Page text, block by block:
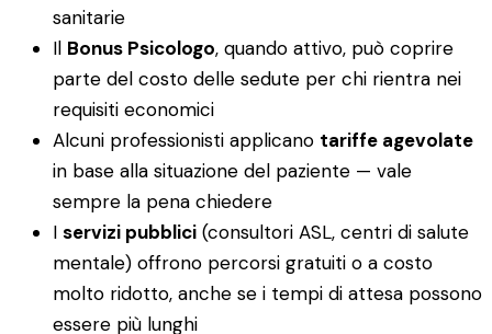
sanitarie
Il Bonus Psicologo, quando attivo, può coprire
parte del costo delle sedute per chi rientra nei
requisiti economici
Alcuni professionisti applicano tariffe agevolate
in base alla situazione del paziente — vale
sempre la pena chiedere
I servizi pubblici (consultori ASL, centri di salute
mentale) offrono percorsi gratuiti o a costo
molto ridotto, anche se i tempi di attesa possono
essere più lunghi